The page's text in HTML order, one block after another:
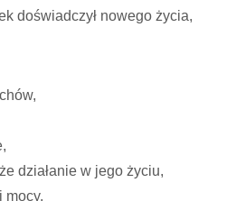
doświadczył nowego życia,
działanie w jego życiu,
mocy.